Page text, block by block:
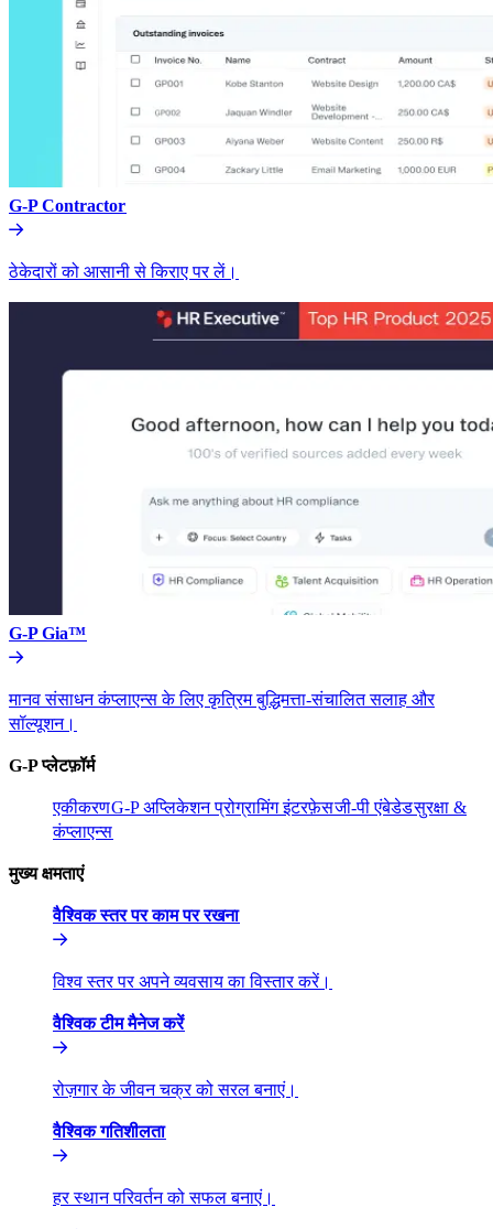
G-P Contractor​​
ठेकेदारों को आसानी से किराए पर लें।​​
G-P Gia™​​
मानव संसाधन कंप्लाएन्स के लिए कृत्रिम बुद्धिमत्ता-संचालित सलाह और
सॉल्यूशन।​​
G-P प्लेटफ़ॉर्म​​
एकीकरण​​G-P अप्लिकेशन प्रोग्रामिंग इंटरफ़ेस​​जी-पी एंबेडेड​​सुरक्षा &
कंप्लाएन्स​​
मुख्य क्षमताएं​​
वैश्विक स्तर पर काम पर रखना​​
विश्व स्तर पर अपने व्यवसाय का विस्तार करें।​​
वैश्विक टीम मैनेज करें​​
रोज़गार के जीवन चक्र को सरल बनाएं।​​
वैश्विक गतिशीलता​​
हर स्थान परिवर्तन को सफल बनाएं।​​